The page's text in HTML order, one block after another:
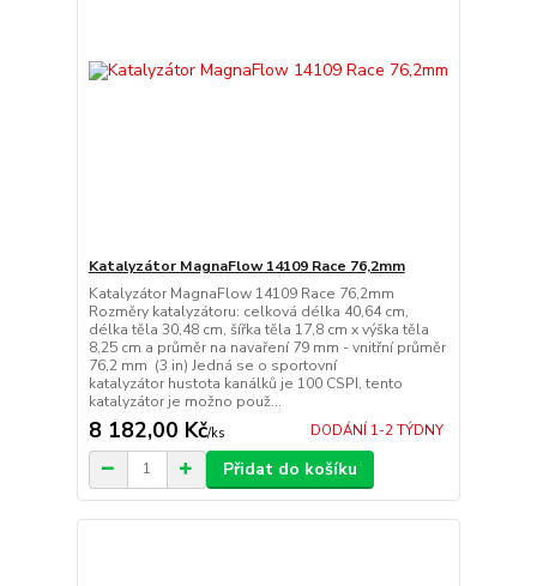
Katalyzátor MagnaFlow 14109 Race 76,2mm
Katalyzátor MagnaFlow 14109 Race 76,2mm
Rozměry katalyzátoru: celková délka 40,64 cm,
délka těla 30,48 cm, šířka těla 17,8 cm x výška těla
8,25 cm a průměr na navaření 79 mm - vnitřní průměr
76,2 mm (3 in) Jedná se o sportovní
katalyzátor hustota kanálků je 100 CSPI, tento
katalyzátor je možno použ...
8 182,00 Kč/ks DODÁNÍ 1-2 TÝDNY
Přidat do košíku